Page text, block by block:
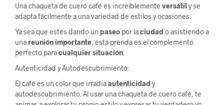
Una chaqueta de cuero café es increíblemente versátil y se
adapta fácilmente a una variedad de estilos y ocasiones.
Ya sea que estés dando un paseo por laciudad o asistiendo a
una reunión importante , esta prenda es el complemento
perfecto paracualquiersituación
Autenticidad y Autodescubrimiento:
El café es un color que irradiaautenticidad y
autodescubrimiento. Al usar una chaqueta de cuero café, te